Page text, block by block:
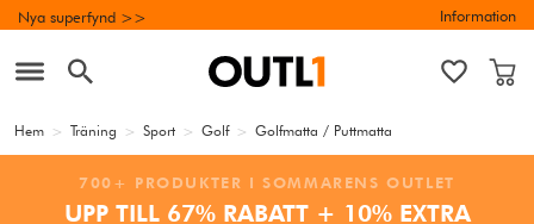
Nya superfynd >> Information
Hem > Träning > Sport > Golf > Golfmatta / Puttmatta
700+ PRODUKTER I SOMMARENS OUTLET
UPP TILL 67% RABATT + 10% EXTRA